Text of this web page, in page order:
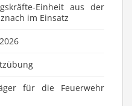
Einheit aus der
im Einsatz
für die Feuerwehr